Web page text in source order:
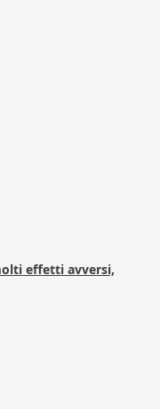
effetti avversi,